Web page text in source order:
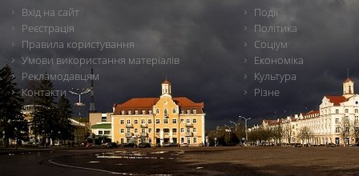
Вхід на сайт
Реєстрація
Правила користування
Умови використання матеріалів
Рекламодавцям
Контакти
Події
Політика
Соціум
Економіка
Культура
Різне